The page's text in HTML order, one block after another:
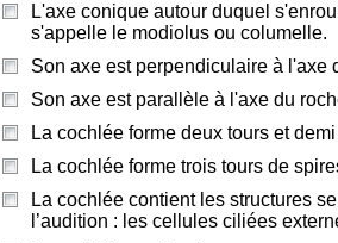
L'axe conique autour duquel
s'appelle le modiolus ou columelle.
Son axe est perpendiculaire à l'axe
Son axe est parallèle à l'axe du
La cochlée forme deux tours et
La cochlée forme trois tours de
La cochlée contient les structures
l’audition : les cellules ciliées